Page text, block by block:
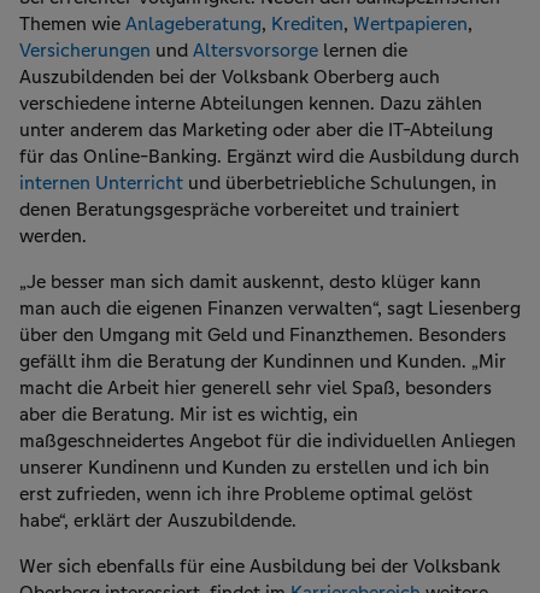
Themen wie Anlageberatung, Krediten, Wertpapieren,
Versicherungen und Altersvorsorge lernen die
Auszubildenden bei der Volksbank Oberberg auch
verschiedene interne Abteilungen kennen. Dazu zählen
unter anderem das Marketing oder aber die IT-Abteilung
für das Online-Banking. Ergänzt wird die Ausbildung durch
internen Unterricht und überbetriebliche Schulungen, in
denen Beratungsgespräche vorbereitet und trainiert
werden.
„Je besser man sich damit auskennt, desto klüger kann
man auch die eigenen Finanzen verwalten“, sagt Liesenberg
über den Umgang mit Geld und Finanzthemen. Besonders
gefällt ihm die Beratung der Kundinnen und Kunden. „Mir
macht die Arbeit hier generell sehr viel Spaß, besonders
aber die Beratung. Mir ist es wichtig, ein
maßgeschneidertes Angebot für die individuellen Anliegen
unserer Kundinenn und Kunden zu erstellen und ich bin
erst zufrieden, wenn ich ihre Probleme optimal gelöst
habe“, erklärt der Auszubildende.
Wer sich ebenfalls für eine Ausbildung bei der Volksbank